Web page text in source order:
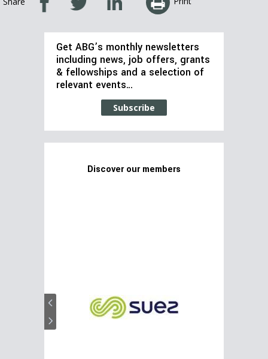
Get ABG’s monthly newsletters
including news, job offers, grants
& fellowships and a selection of
relevant events…
Subscribe
Discover our members